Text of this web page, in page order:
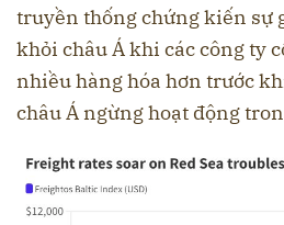
truyền thống chứng kiến sự
khỏi châu Á khi các công ty
nhiều hàng hóa hơn trước
châu Á ngừng hoạt động